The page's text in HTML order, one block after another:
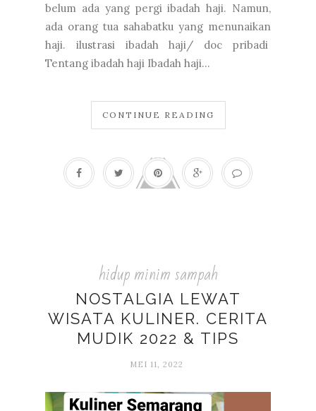
belum ada yang pergi ibadah haji. Namun,
ada orang tua sahabatku yang menunaikan
haji. ilustrasi ibadah haji/ doc pribadi
Tentang ibadah haji Ibadah haji...
CONTINUE READING
hidup minim sampah
NOSTALGIA LEWAT
WISATA KULINER. CERITA
MUDIK 2022 & TIPS
MEI 11, 2022